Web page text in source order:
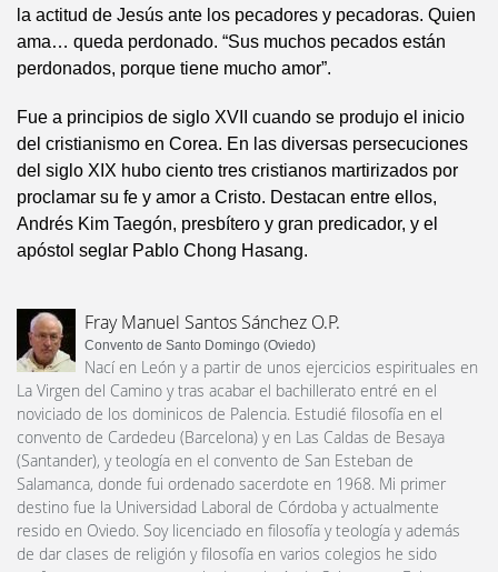
la actitud de Jesús ante los pecadores y pecadoras. Quien
ama… queda perdonado. “Sus muchos pecados están
perdonados, porque tiene mucho amor”.
Fue a principios de siglo XVII cuando se produjo el inicio
del cristianismo en Corea. En las diversas persecuciones
del siglo XIX hubo ciento tres cristianos martirizados por
proclamar su fe y amor a Cristo. Destacan entre ellos,
Andrés Kim Taegón, presbítero y gran predicador, y el
apóstol seglar Pablo Chong Hasang.
Fray Manuel Santos Sánchez O.P.
Convento de Santo Domingo (Oviedo)
Nací en León y a partir de unos ejercicios espirituales en
La Virgen del Camino y tras acabar el bachillerato entré en el
noviciado de los dominicos de Palencia. Estudié filosofía en el
convento de Cardedeu (Barcelona) y en Las Caldas de Besaya
(Santander), y teología en el convento de San Esteban de
Salamanca, donde fui ordenado sacerdote en 1968. Mi primer
destino fue la Universidad Laboral de Córdoba y actualmente
resido en Oviedo. Soy licenciado en filosofía y teología y además
de dar clases de religión y filosofía en varios colegios he sido